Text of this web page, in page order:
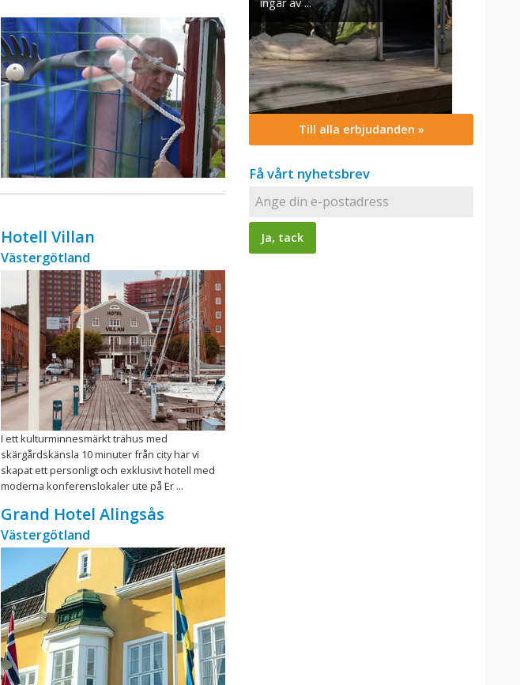
Hotell Villan
Västergötland
I ett kulturminnesmärkt trähus med
skärgårdskänsla 10 minuter från city har vi
skapat ett personligt och exklusivt hotell med
moderna konferenslokaler ute på Er ...
Grand Hotel Alingsås
Västergötland
Till alla erbjudanden »
Få vårt nyhetsbrev